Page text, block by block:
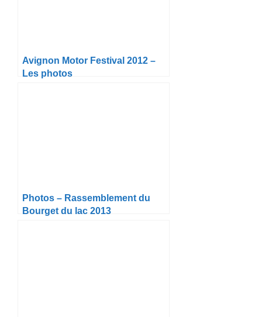
Avignon Motor Festival 2012 –
Les photos
Photos – Rassemblement du
Bourget du lac 2013